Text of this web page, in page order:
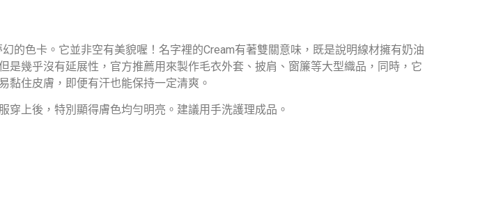
的色卡。它並非空有美貌喔！名字裡的Cream有著雙關意味，既是說明線材擁有奶油
幾乎沒有延展性，官方推薦用來製作毛衣外套、披肩、窗簾等大型織品，同時，它
黏住皮膚，即便有汗也能保持一定清爽。
上後，特別顯得膚色均勻明亮。建議用手洗護理成品。